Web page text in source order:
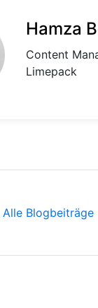
Hamza
Content
Limepack
Alle